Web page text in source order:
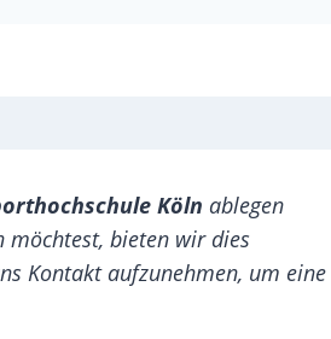
Köln ablegen
möchtest, bieten wir dies
Kontaktaufzunehmen, um eine